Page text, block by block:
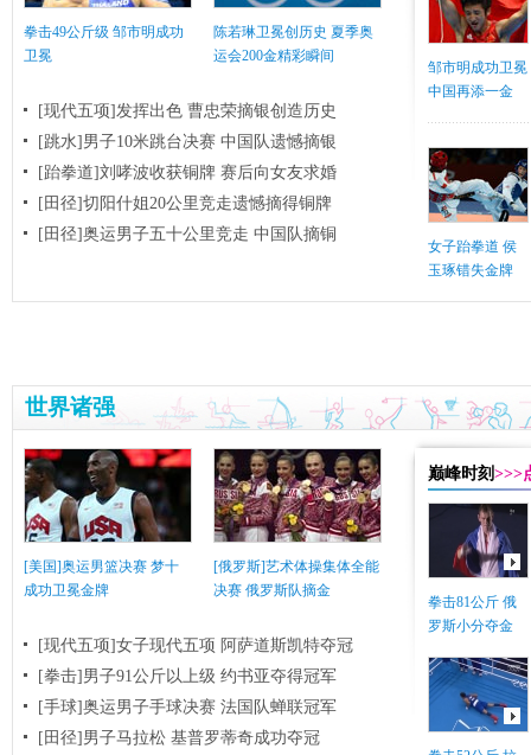
拳击49公斤级 邹市明成功
卫冕
陈若琳卫冕创历史 夏季奥
运会200金精彩瞬间
[现代五项]发挥出色 曹忠荣摘银创造历史
[跳水]男子10米跳台决赛 中国队遗憾摘银
[跆拳道]刘哮波收获铜牌 赛后向女友求婚
[田径]切阳什姐20公里竞走遗憾摘得铜牌
[田径]奥运男子五十公里竞走 中国队摘铜
邹市明成功卫冕
中国再添一金
女子跆拳道 侯
玉琢错失金牌
世界诸强
[美国]奥运男篮决赛 梦十
成功卫冕金牌
[俄罗斯]艺术体操集体全能
决赛 俄罗斯队摘金
[现代五项]女子现代五项 阿萨道斯凯特夺冠
[拳击]男子91公斤以上级 约书亚夺得冠军
[手球]奥运男子手球决赛 法国队蝉联冠军
[田径]男子马拉松 基普罗蒂奇成功夺冠
巅峰时刻>>>
拳击81公斤 俄
罗斯小分夺金